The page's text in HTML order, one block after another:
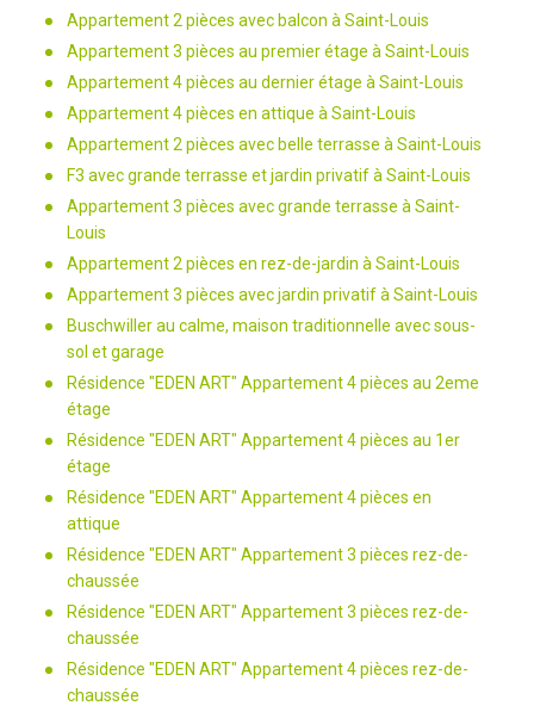
Appartement 2 pièces avec balcon à Saint-Louis
Appartement 3 pièces au premier étage à Saint-Louis
Appartement 4 pièces au dernier étage à Saint-Louis
Appartement 4 pièces en attique à Saint-Louis
Appartement 2 pièces avec belle terrasse à Saint-Louis
F3 avec grande terrasse et jardin privatif à Saint-Louis
Appartement 3 pièces avec grande terrasse à Saint-
Louis
Appartement 2 pièces en rez-de-jardin à Saint-Louis
Appartement 3 pièces avec jardin privatif à Saint-Louis
Buschwiller au calme, maison traditionnelle avec sous-
sol et garage
Résidence "EDEN ART" Appartement 4 pièces au 2eme
étage
Résidence "EDEN ART" Appartement 4 pièces au 1er
étage
Résidence "EDEN ART" Appartement 4 pièces en
attique
Résidence "EDEN ART" Appartement 3 pièces rez-de-
chaussée
Résidence "EDEN ART" Appartement 3 pièces rez-de-
chaussée
Résidence "EDEN ART" Appartement 4 pièces rez-de-
chaussée